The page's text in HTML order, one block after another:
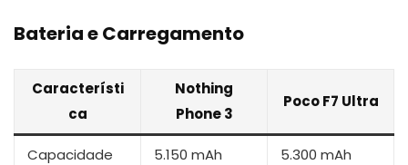
Bateria e Carregamento
Característi
ca
Nothing
Phone 3
Poco F7 Ultra
Capacidade 5.150 mAh 5.300 mAh